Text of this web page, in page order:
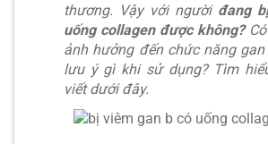
thương. Vậy với người đang
uống collagen được không?Có
ảnh hưởng đến chức năng
lưu ý gì khi sử dụng? Tìm
viết dưới đây.